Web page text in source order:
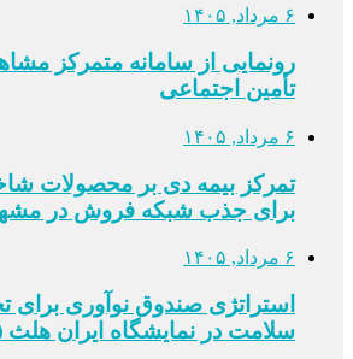
۶ مرداد, ۱۴۰۵
رونمایی از سامانه متمرکز
تأمین اجتماعی
۶ مرداد, ۱۴۰۵
تمرکز بیمه دی بر محصولات
برای جذب شبکه فروش در
۶ مرداد, ۱۴۰۵
استراتژی صندوق نوآوری
سلامت در نمایشگاه ایران هلث ۱۴۰۵